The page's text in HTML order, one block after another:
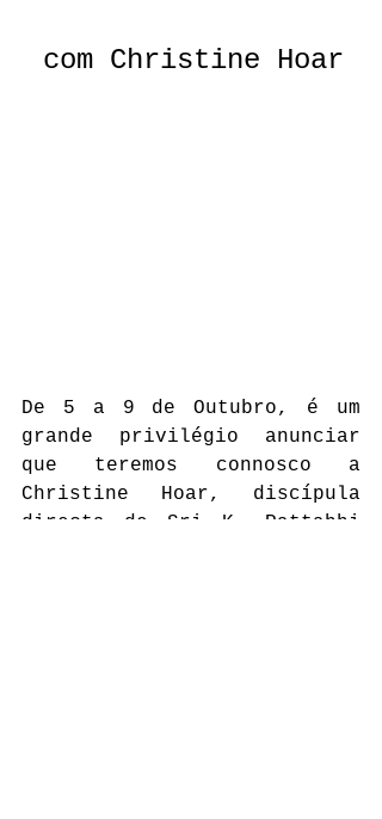
com Christine Hoar
De 5 a 9 de Outubro, é um
grande privilégio anunciar
que teremos connosco a
Christine Hoar, discípula
directa de Sri K. Pattabhi